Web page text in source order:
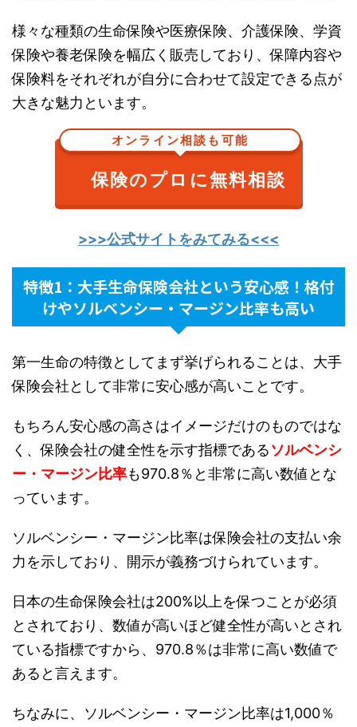
様々な種類の生命保険や医療保険、介護保険、学資
保険や養老保険を幅広く販売しており、保障内容や
保険料をそれぞれが自分に合わせて設定できる点が
大きな魅力といます。
オンライン相談も可能
保険のプロに無料相談
>>>公式サイトをみてみる<<<
特徴1：大手生命保険会社という安心感！格付
けやソルベンシー・マージン比率も高い
第一生命の特徴としてまず挙げられることは、大手
保険会社として非常に安心感が高いことです。
もちろん安心感の高さはイメージだけのものではな
く、保険会社の健全性を示す指標であるソルベンシ
ー・マージン比率も970.8％と非常に高い数値とな
っています。
ソルベンシー・マージン比率は保険会社の支払い余
力を示しており、開示が義務づけられています。
日本の生命保険会社は200%以上を保つことが必須
とされており、数値が高いほど健全性が高いとされ
ている指標ですから、970.8％は非常に高い数値で
あると言えます。
ちなみに、ソルベンシー・マージン比率は1,000％